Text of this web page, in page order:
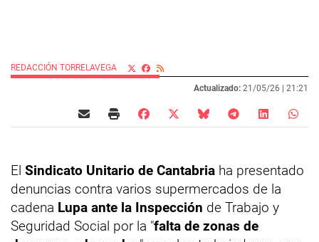
REDACCIÓN TORRELAVEGA
Actualizado: 21/05/26 | 21:21
El Sindicato Unitario de Cantabria ha presentado
denuncias contra varios supermercados de la
cadena Lupa ante la Inspección de Trabajo y
Seguridad Social por la "falta de zonas de